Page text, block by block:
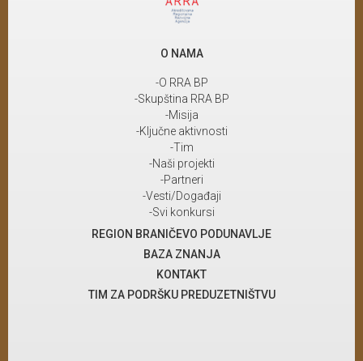
O NAMA
-O RRA BP
-Skupština RRA BP
-Misija
-Ključne aktivnosti
-Tim
-Naši projekti
-Partneri
-Vesti/Događaji
-Svi konkursi
REGION BRANIČEVO PODUNAVLJE
BAZA ZNANJA
KONTAKT
TIM ZA PODRŠKU PREDUZETNIŠTVU